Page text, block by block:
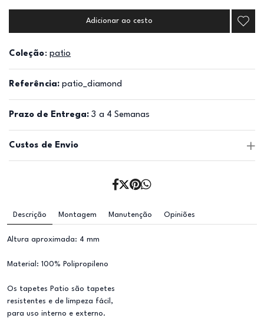
Adicionar ao cesto
Coleção: patio
Referência: patio_diamond
Prazo de Entrega: 3 a 4 Semanas
Custos de Envio
Descrição Montagem Manutenção Opiniões
Altura aproximada: 4 mm
Material: 100% Polipropileno
Os tapetes Patio são tapetes
resistentes e de limpeza fácil,
para uso interno e externo.